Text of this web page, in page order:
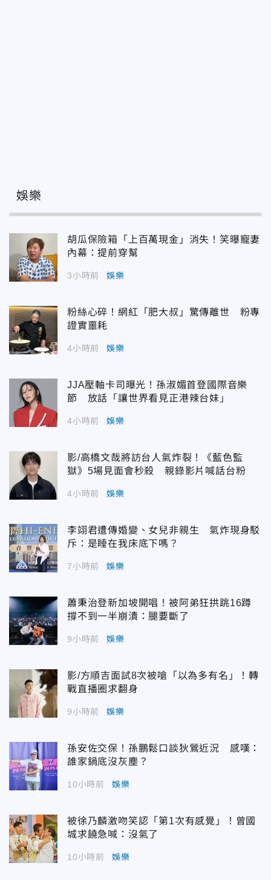
娛樂
胡瓜保險箱「上百萬現金」消失！笑曝寵妻
內幕：提前穿幫
3小時前 娛樂
粉絲心碎！網紅「肥大叔」驚傳離世 粉專
證實噩耗
4小時前 娛樂
JJA壓軸卡司曝光！孫淑媚首登國際音樂
節 放話「讓世界看見正港辣台妹」
4小時前 娛樂
影/高橋文哉將訪台人氣炸裂！《藍色監
獄》5場見面會秒殺 親錄影片喊話台粉
4小時前 娛樂
李翊君遭傳婚變、女兒非親生 氣炸現身駁
斥：是睡在我床底下嗎？
7小時前 娛樂
蕭秉治登新加坡開唱！被阿弟狂拱跳16蹲
撐不到一半崩潰：腿要斷了
9小時前 娛樂
影/方順吉面試8次被嗆「以為多有名」！轉
戰直播圈求翻身
9小時前 娛樂
孫安佐交保！孫鵬鬆口談狄鶯近況 感嘆：
誰家鍋底沒灰塵？
10小時前 娛樂
被徐乃麟激吻笑認「第1次有感覺」！曾國
城求饒急喊：沒氣了
10小時前 娛樂